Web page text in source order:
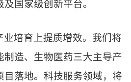
国家级创新平台。
业培育上提质增效。我们将
制造、生物医药三大主导产
目落地。科技服务领域，将